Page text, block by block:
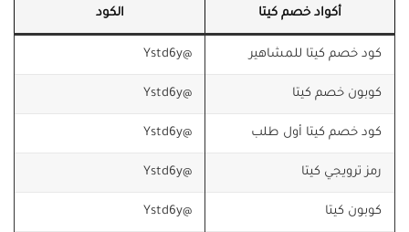
أكواد خصم كيتا الكود
كود خصم كيتا للمشاهير @Ystd6y
كوبون خصم كيتا @Ystd6y
كود خصم كيتا أول طلب @Ystd6y
رمز ترويجي كيتا @Ystd6y
كوبون كيتا @Ystd6y